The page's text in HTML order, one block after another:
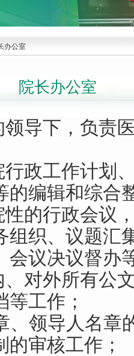
办公室
院长办公室
领导下，负责
政工作计划
的编辑和综合
的行政会议
组织、议题汇
会议决议督办
对外所有公
工作；
、领导人名章
审核工作；